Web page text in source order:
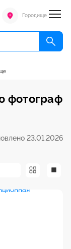
Городище
фотограф
23.01.2026